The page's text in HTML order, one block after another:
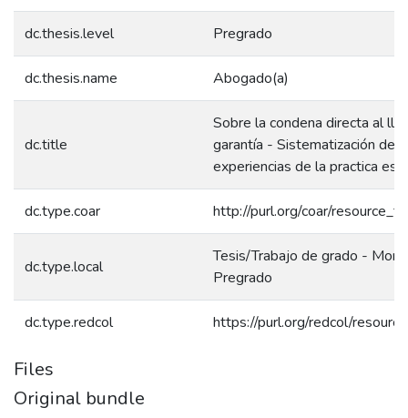
dc.thesis.level Pregrado
dc.thesis.name Abogado(a)
dc.title
Sobre la condena directa al
garantía - Sistematización de
experiencias de la practica
dc.type.coar http://purl.org/coar/
dc.type.local
Tesis/Trabajo de grado -
Pregrado
dc.type.redcol https://purl.org/redcol/
Files
Original bundle